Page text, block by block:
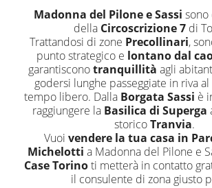
Madonna del Pilone e Sassi
della Circoscrizione 7 di
Trattandosi di zone Precollinari,
punto strategico e lontano dal
garantisconotranquillità agli
godersi lunghe passeggiate in riva
tempo libero. Dalla Borgata Sassi è
raggiungere la Basilica di Superga
storicoTranvia.
Vuoi vendere la tua casa in
Michelotti a Madonna del Pilone e
Case Torinoti metterà in contatto
il consulente di zona giusto